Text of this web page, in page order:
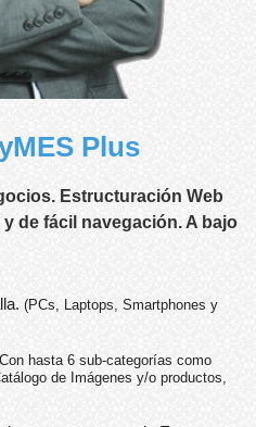
Plus
Estructuración Web
de fácil navegación. A bajo
(PCs, Laptops, Smartphones y
hasta 6 sub-categorías como
de Imágenes y/o productos,